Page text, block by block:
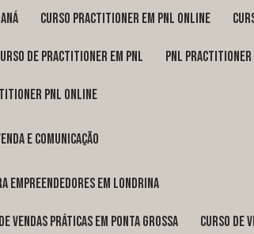
curso practitioner em pnl online
curso de practitioner em pnl pnl practitioner
pnl online
e comunicação
empreendedores em Londrina
vendas práticas em Ponta Grossa curso de